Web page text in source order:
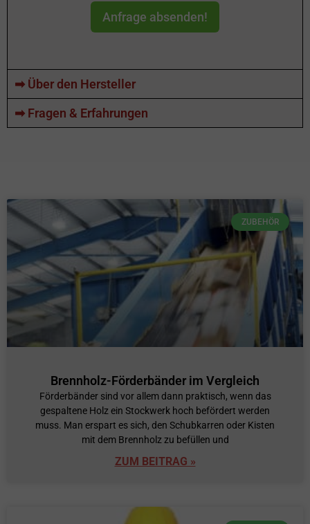
Anfrage absenden!
➡ Über den Hersteller
➡ Fragen & Erfahrungen
ZUBEHÖR
Brennholz-Förderbänder im Vergleich
Förderbänder sind vor allem dann praktisch, wenn das
gespaltene Holz ein Stockwerk hoch befördert werden
muss. Man erspart es sich, den Schubkarren oder Kisten
mit dem Brennholz zu befüllen und
ZUM BEITRAG »